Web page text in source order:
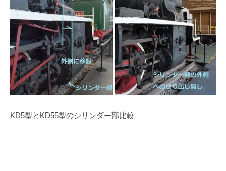
KD5型と KD55型のシリンダー部比較